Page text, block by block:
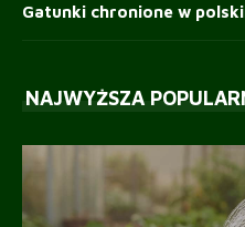
Gatunki chronione w
NAJWYŻSZA